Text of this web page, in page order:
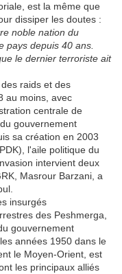
est la même que
dissiper les doutes :
noble nation du
pays depuis 40 ans.
le dernier terroriste ait
raids et des
au moins, avec
centrale de
gouvernement
sa création en 2003
l'aile politique du
intervient deux
Masrour Barzani, a
insurgés
des Peshmerga,
gouvernement
années 1950 dans le
le Moyen-Orient, est
les principaux alliés